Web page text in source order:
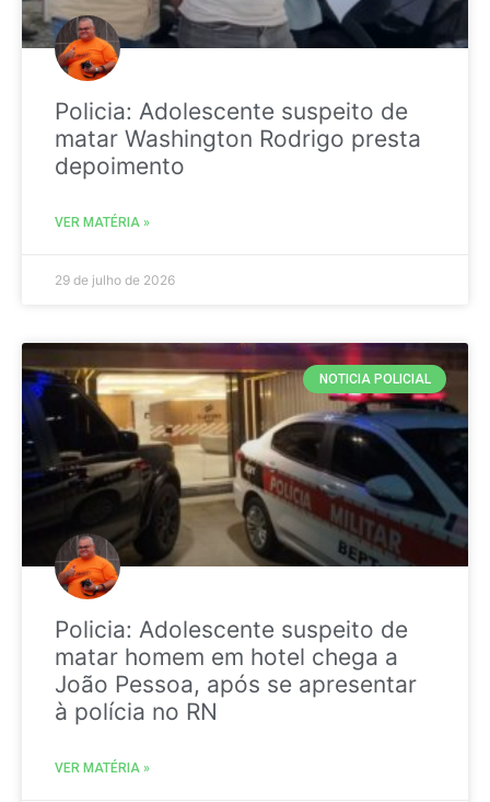
Policia: Adolescente suspeito de
matar Washington Rodrigo presta
depoimento
VER MATÉRIA »
29 de julho de 2026
NOTICIA POLICIAL
Policia: Adolescente suspeito de
matar homem em hotel chega a
João Pessoa, após se apresentar
à polícia no RN
VER MATÉRIA »